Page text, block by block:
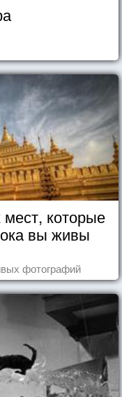
которые
вы живы
фотографий